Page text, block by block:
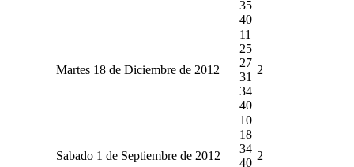
35
40
Martes 18 de Diciembre de 2012
11
25
27
31
34
40
2
Sabado 1 de Septiembre de 2012
10
18
34
40
2